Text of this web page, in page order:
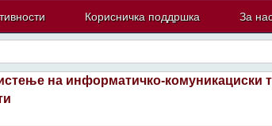
Корисничка поддршка За
на информатичко-комуникациски